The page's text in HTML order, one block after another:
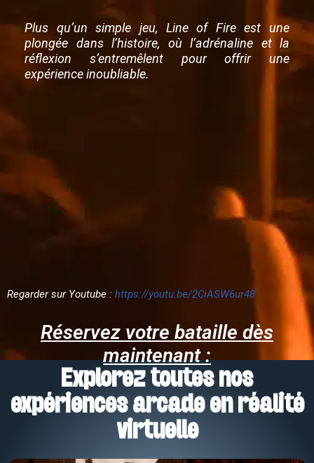
Plus qu’un simple jeu, Line of Fire est une
plongée dans l’histoire, où l’adrénaline et la
réflexion s’entremêlent pour offrir une
expérience inoubliable.
Regarder sur Youtube : https://youtu.be/2CiASW6ur48
Réservez votre bataille dès
maintenant :
Explorez toutes nos
expériences arcade en réalité
virtuelle